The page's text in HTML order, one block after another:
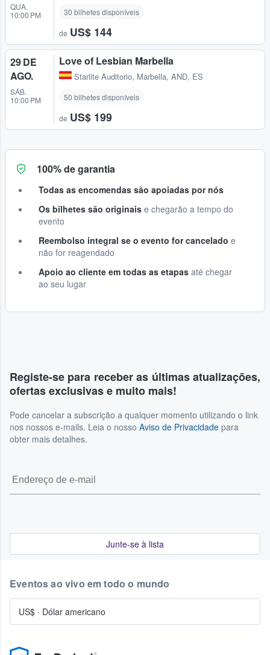
QUA.
10:00 PM
30 bilhetes disponíveis
de US$ 144
29 DE
AGO.
SÁB.
10:00 PM
Love of Lesbian Marbella
Starlite Auditorio, Marbella, AND, ES
50 bilhetes disponíveis
de US$ 199
100% de garantia
Todas as encomendas são apoiadas por nós
Os bilhetes são originais e chegarão a tempo do
evento
Reembolso integral se o evento for cancelado e
não for reagendado
Apoio ao cliente em todas as etapas até chegar
ao seu lugar
Registe-se para receber as últimas atualizações,
ofertas exclusivas e muito mais!
Pode cancelar a subscrição a qualquer momento utilizando o link
nos nossos e-mails. Leia o nosso Aviso de Privacidade para
obter mais detalhes.
Junte-se à lista
Eventos ao vivo em todo o mundo
US$ · Dólar americano